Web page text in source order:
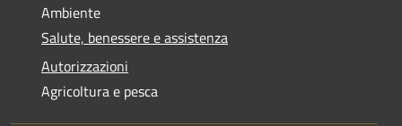
Ambiente
Salute, benessere e assistenza
Autorizzazioni
Agricoltura e pesca